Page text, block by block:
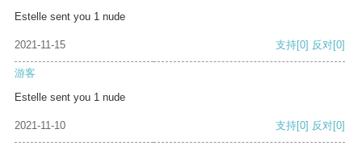
Estelle sent you 1 nude
2021-11-15 支持[0] 反对[0]
游客
Estelle sent you 1 nude
2021-11-10 支持[0] 反对[0]